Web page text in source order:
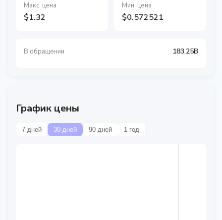
Макс. цена
$1.32
Мин. цена
$0.572521
В обращении 183.25B
График цены
7 дней 30 дней 90 дней 1 год